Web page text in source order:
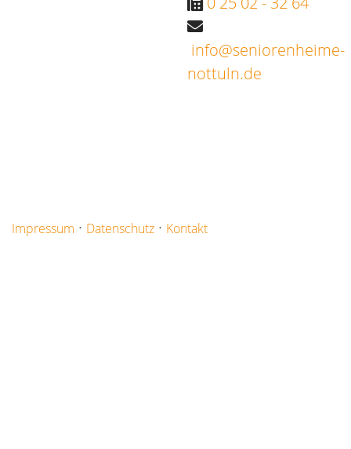
info@seniorenheime-
nottuln.de
Impressum · Datenschutz · Kontakt